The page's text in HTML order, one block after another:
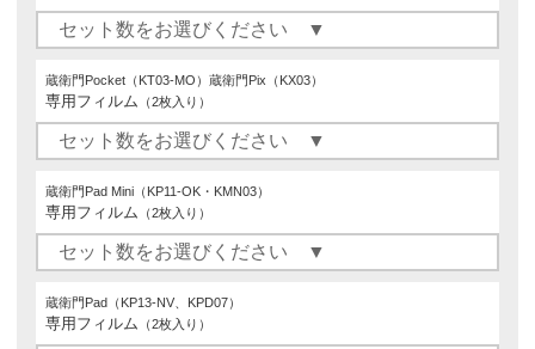
蔵衛門Pocket（KT03-MO）蔵衛門Pix（KX03）
専用フィルム （2枚入り）
蔵衛門Pad Mini（KP11-OK・KMN03）
専用フィルム （2枚入り）
蔵衛門Pad（KP13-NV、KPD07）
専用フィルム （2枚入り）